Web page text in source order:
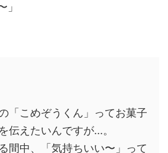
」
「こめぞうくん」ってお菓子
伝えたいんですが...。
間中、「気持ちいい〜」って